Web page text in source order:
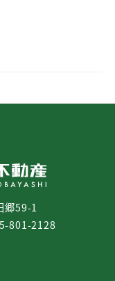
郷59-1
801-2128